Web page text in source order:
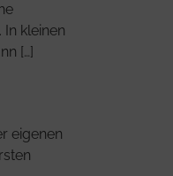
kleinen
[…]
eigenen